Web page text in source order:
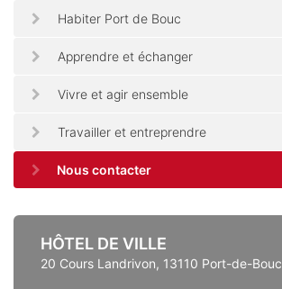
Habiter Port de Bouc
Apprendre et échanger
Vivre et agir ensemble
Travailler et entreprendre
Nous contacter
HÔTEL DE VILLE
20 Cours Landrivon, 13110 Port-de-Bouc